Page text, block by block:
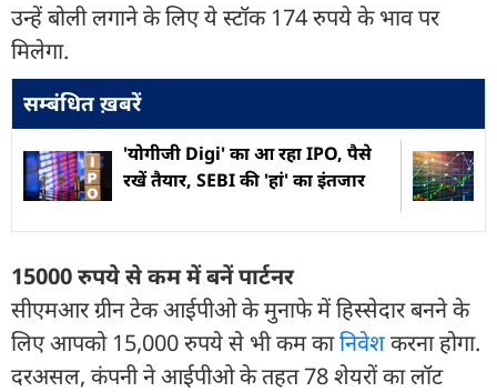
उन्हें बोली लगाने के लिए ये स्टॉक 174 रुपये के भाव पर
मिलेगा.
सम्बंधित ख़बरें
'योगीजी Digi' का आ रहा IPO, पैसे
रखें तैयार, SEBI की 'हां' का इंतजार
15000 रुपये से कम में बनें पार्टनर
सीएमआर ग्रीन टेक आईपीओ के मुनाफे में हिस्सेदार बनने के
लिए आपको 15,000 रुपये से भी कम कानिवेशकरना होगा.
दरअसल, कंपनी ने आईपीओ के तहत 78 शेयरों का लॉट